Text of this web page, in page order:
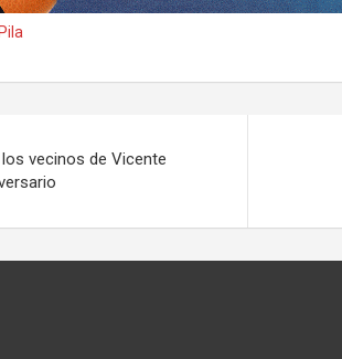
vecinos de Vicente